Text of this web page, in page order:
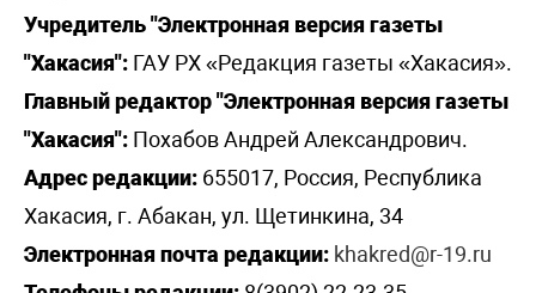
Учредитель "Электронная версия газеты
"Хакасия": ГАУ РХ «Редакция газеты «Хакасия».
Главный редактор "Электронная версия газеты
"Хакасия": Похабов Андрей Александрович.
Адрес редакции: 655017, Россия, Республика
Хакасия, г. Абакан, ул. Щетинкина, 34
Электронная почта редакции: khakred@r-19.ru